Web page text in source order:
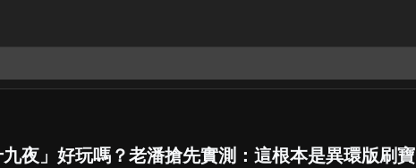
九夜」好玩嗎？老潘搶先實測：這根本是異環版刷寶